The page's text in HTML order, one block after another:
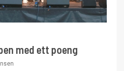
med ett poeng